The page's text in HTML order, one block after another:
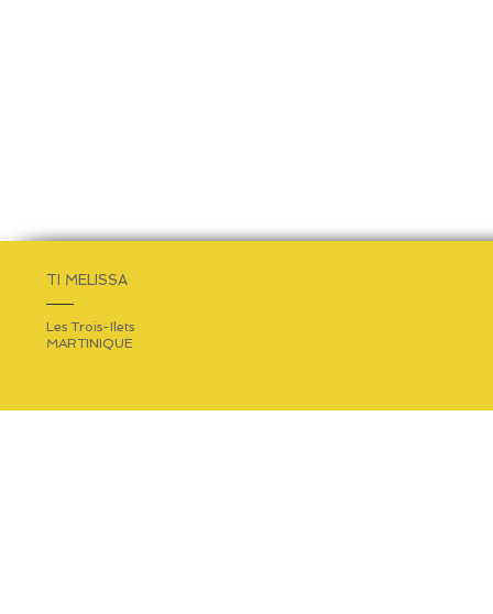
TI MELISSA
Les Trois-Ilets
MARTINIQUE